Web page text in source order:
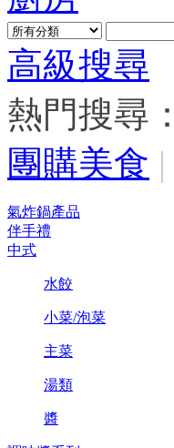
高級搜尋
熱門搜尋：
團購美食 |
氣炸鍋產品
伴手禮
中式
水餃
小菜/泡菜
主菜
湯類
醬